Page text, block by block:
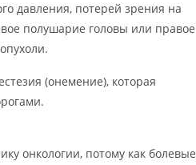
давления, потерей зрения на
полушарие головы или правое
(онемение), которая
онкологии, потому как болевые